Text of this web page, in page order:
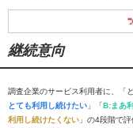
継続意向
調査企業のサービス利用者に、「
とても利用し続けたい 」「B:まあ
利用し続けたくない 」の4段階で